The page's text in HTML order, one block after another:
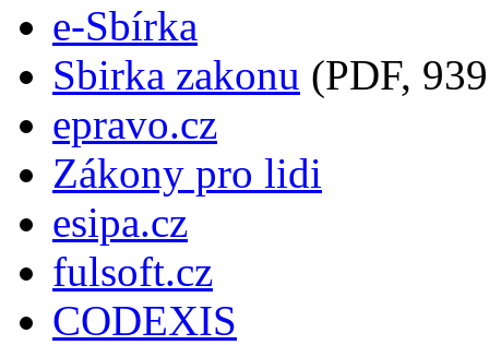
e-Sbírka
Sbirka zakonu (PDF,
epravo.cz
Zákony pro lidi
esipa.cz
fulsoft.cz
CODEXIS